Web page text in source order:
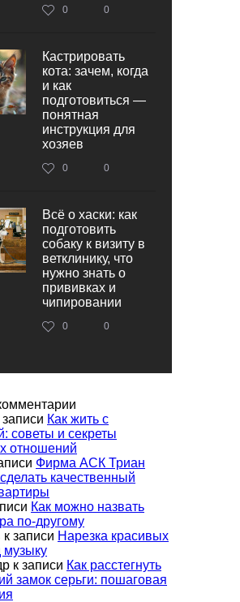
0 0
Кастрировать
кота: зачем, когда
и как
подготовиться —
понятная
инструкция для
хозяев
0 0
Всё о хаски: как
подготовить
собаку к визиту в
ветклинику, что
нужно знать о
прививках и
чипировании
0 0
записи Как жить с
советы и секреты
отношений
Фирма АСК Триан
качественный
Как можно назвать
по-другому
к записи Нарезка красивых
музыку
к записи Как расстегнуть
замок серьги: пошаговая